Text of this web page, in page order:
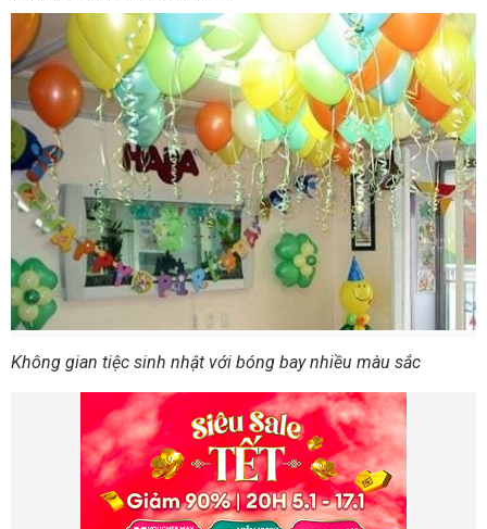
Không gian tiệc sinh nhật với bóng bay nhiều màu sắc